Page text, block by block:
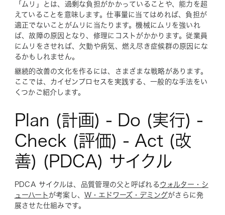
「ムリ」とは、過剰な負担がかかっていることや、能力を超
えていることを意味します。仕事量に当てはめれば、負担が
適正でないことがムリに当たります。機械にムリを強いれ
ば、故障の原因となり、修理にコストがかかります。従業員
にムリをさせれば、欠勤や病気、燃え尽き症候群の原因にな
るかもしれません。
継続的改善の文化を作るには、さまざまな戦略があります。
ここでは、カイゼンプロセスを実践する、一般的な手法をい
くつかご紹介します。
Plan (計画) - Do (実行) -
Check (評価) - Act (改
善) (PDCA) サイクル
PDCA サイクルは、品質管理の父と呼ばれる ウォルター・シ
ューハート が考案し、W・エドワーズ・デミングがさらに発
展させた仕組みです。